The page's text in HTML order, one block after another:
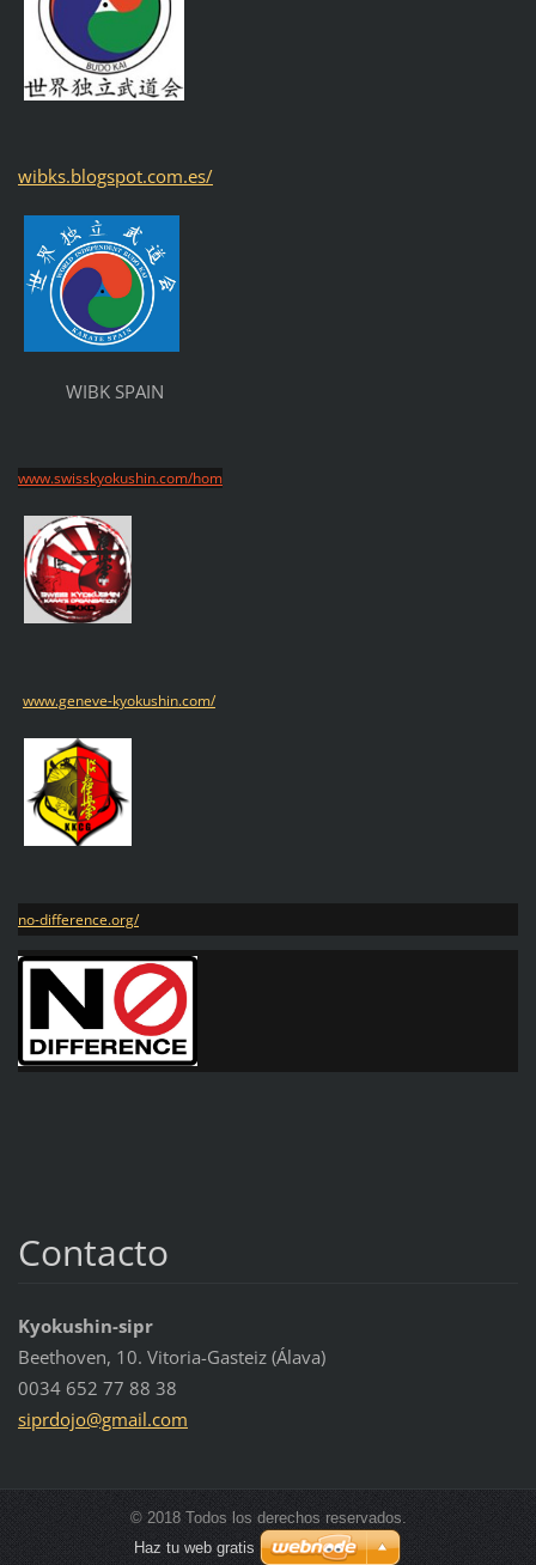
wibks.blogspot.com.es/
WIBK SPAIN
www.swisskyokushin.com/hom
www.geneve-kyokushin.com/
no-difference.org/
Contacto
Kyokushin-sipr
Beethoven, 10. Vitoria-Gasteiz (Álava)
0034 652 77 88 38
siprdojo@gmail.com
© 2018 Todos los derechos reservados.
Haz tu web gratis